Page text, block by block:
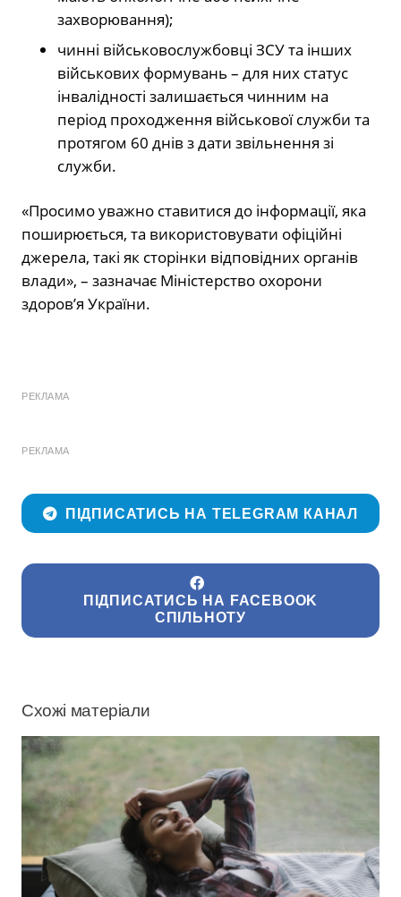
захворювання);
чинні військовослужбовці ЗСУ та інших
військових формувань – для них статус
інвалідності залишається чинним на
період проходження військової служби та
протягом 60 днів з дати звільнення зі
служби.
«Просимо уважно ставитися до інформації, яка
поширюється, та використовувати офіційні
джерела, такі як сторінки відповідних органів
влади», – зазначає Міністерство охорони
здоров’я України.
РЕКЛАМА
РЕКЛАМА
ПІДПИСАТИСЬ НА TELEGRAM КАНАЛ
ПІДПИСАТИСЬ НА FACEBOOK
СПІЛЬНОТУ
Схожі матеріали